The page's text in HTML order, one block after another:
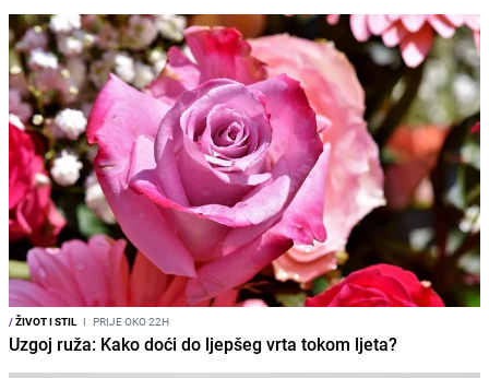
/ŽIVOT I STIL I PRIJE OKO 22H
Uzgoj ruža: Kako doći do ljepšeg vrta tokom ljeta?